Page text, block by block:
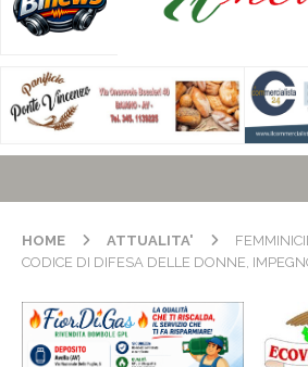
HOME ATTUALITA'
CODICE DI DIFESA DELLE DONNE,